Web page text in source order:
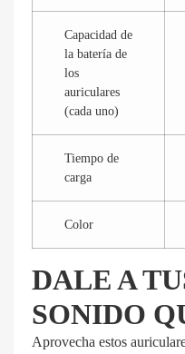
Capacidad de
la batería de
los
auriculares
(cada uno)
Tiempo de
carga
Color
DALE A
SONIDO
Aprovecha estos